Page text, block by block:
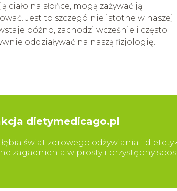
na słońce, mogą zażywać ją
Jest to szczególnie istotne w naszej
późno, zachodzi wcześnie i często
oddziaływać na naszą fizjologię.
dietymedicago.pl
świat zdrowego odżywiania i
zagadnienia w prosty i przystępny